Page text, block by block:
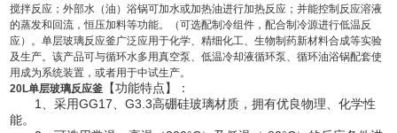
搅拌反应；外部水（油）浴锅可加水或加热油进行加热反应；并能控制反应溶液
的蒸发和回流，恒压加料等功能。（可选配制冷组件，配合制冷源进行低温反
应）。单层玻璃反应釜广泛应用于化学、精细化工、生物制药新材料合成等实验
及生产。该产品可与循环水多用真空泵、低温冷却液循环泵、循环油浴锅配套使
用成为系统装置，或者用于中试生产。
20L单层玻璃反应釜 【功能特点】：
1、采用GG17、G3.3高硼硅玻璃材质，拥有优良物理、化学性
能。